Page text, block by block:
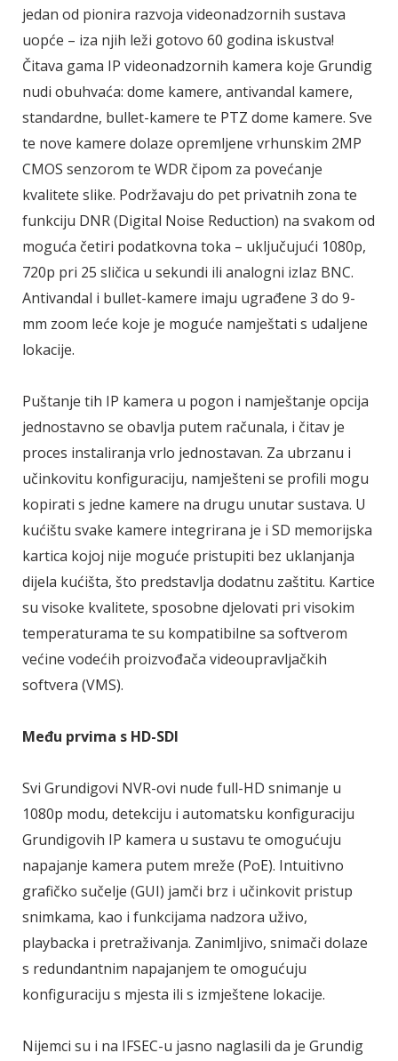
jedan od pionira razvoja videonadzornih sustava
uopće – iza njih leži gotovo 60 godina iskustva!
Čitava gama IP videonadzornih kamera koje Grundig
nudi obuhvaća: dome kamere, antivandal kamere,
standardne, bullet-kamere te PTZ dome kamere. Sve
te nove kamere dolaze opremljene vrhunskim 2MP
CMOS senzorom te WDR čipom za povećanje
kvalitete slike. Podržavaju do pet privatnih zona te
funkciju DNR (Digital Noise Reduction) na svakom od
moguća četiri podatkovna toka – uključujući 1080p,
720p pri 25 sličica u sekundi ili analogni izlaz BNC.
Antivandal i bullet-kamere imaju ugrađene 3 do 9-
mm zoom leće koje je moguće namještati s udaljene
lokacije.
Puštanje tih IP kamera u pogon i namještanje opcija
jednostavno se obavlja putem računala, i čitav je
proces instaliranja vrlo jednostavan. Za ubrzanu i
učinkovitu konfiguraciju, namješteni se profili mogu
kopirati s jedne kamere na drugu unutar sustava. U
kućištu svake kamere integrirana je i SD memorijska
kartica kojoj nije moguće pristupiti bez uklanjanja
dijela kućišta, što predstavlja dodatnu zaštitu. Kartice
su visoke kvalitete, sposobne djelovati pri visokim
temperaturama te su kompatibilne sa softverom
većine vodećih proizvođača videoupravljačkih
softvera (VMS).
Među prvima s HD-SDI
Svi Grundigovi NVR-ovi nude full-HD snimanje u
1080p modu, detekciju i automatsku konfiguraciju
Grundigovih IP kamera u sustavu te omogućuju
napajanje kamera putem mreže (PoE). Intuitivno
grafičko sučelje (GUI) jamči brz i učinkovit pristup
snimkama, kao i funkcijama nadzora uživo,
playbacka i pretraživanja. Zanimljivo, snimači dolaze
s redundantnim napajanjem te omogućuju
konfiguraciju s mjesta ili s izmještene lokacije.
Nijemci su i na IFSEC-u jasno naglasili da je Grundig